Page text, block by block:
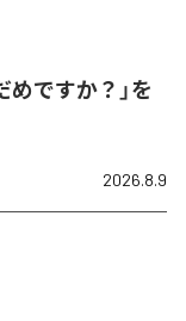
ですか？」を
2026.8.9